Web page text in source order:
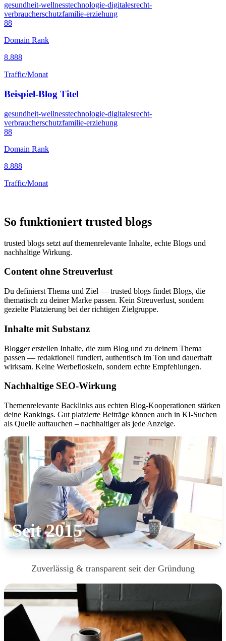
gesundheit-wellnesstechnologie-digitalesrecht-
verbraucherschutzfamilie-erziehung
88
Domain Rank
8.888
Traffic/Monat
Beispiel-Blog Titel
gesundheit-wellnesstechnologie-digitalesrecht-
verbraucherschutzfamilie-erziehung
88
Domain Rank
8.888
Traffic/Monat
So funktioniert trusted blogs
trusted blogs setzt auf themenrelevante Inhalte, echte Blogs und
nachhaltige Wirkung.
Content ohne Streuverlust
Du definierst Thema und Ziel — trusted blogs findet Blogs, die
thematisch zu deiner Marke passen. Kein Streuverlust, sondern
gezielte Platzierung bei der richtigen Zielgruppe.
Inhalte mit Substanz
Blogger erstellen Inhalte, die zum Blog und zu deinem Thema
passen — redaktionell fundiert, authentisch im Ton und dauerhaft
wirksam. Keine Werbefloskeln, sondern echte Empfehlungen.
Nachhaltige SEO-Wirkung
Themenrelevante Backlinks aus echten Blog-Kooperationen stärken
deine Rankings. Gut platzierte Beiträge können auch in KI-Suchen
als Quelle auftauchen – nachhaltiger als jede Anzeige.
Seit 2015
Zuverlässig & transparent seit der Gründung